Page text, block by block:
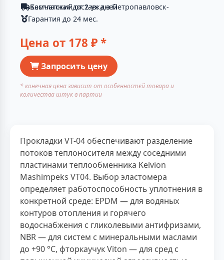
Бесплатная доставка в Петропавловск-Камчатский от 2-ух дней
Гарантия до 24 мес.
Цена от 178 ₽ *
Запросить цену
* конечная цена зависит от особенностей товара и
количества штук в партии
Прокладки VT-04 обеспечивают разделение
потоков теплоносителя между соседними
пластинами теплообменника Kelvion
Mashimpeks VT04. Выбор эластомера
определяет работоспособность уплотнения в
конкретной среде: EPDM — для водяных
контуров отопления и горячего
водоснабжения с гликолевыми антифризами,
NBR — для систем с минеральными маслами
до +90 °С, фторкаучук Viton — для сред с